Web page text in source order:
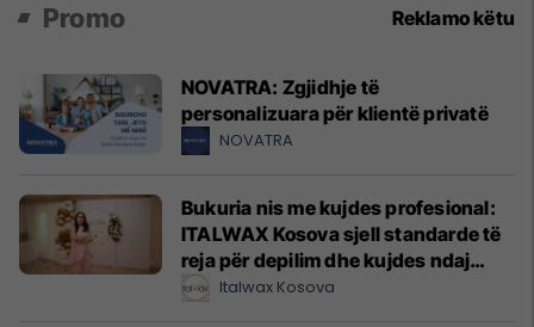
Promo Reklamo këtu
NOVATRA: Zgjidhje të
personalizuara për klientë privatë
NOVATRA
Bukuria nis me kujdes profesional:
ITALWAX Kosova sjell standarde të
reja për depilim dhe kujdes ndaj
lëkurësItalwax Kosova